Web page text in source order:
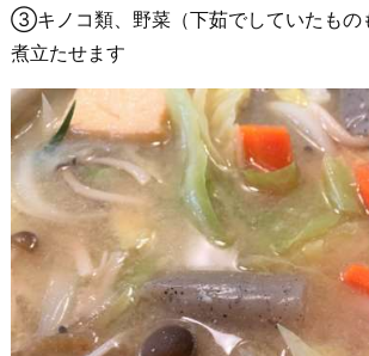
③キノコ類、野菜（下茹でしていたもの
煮立たせます